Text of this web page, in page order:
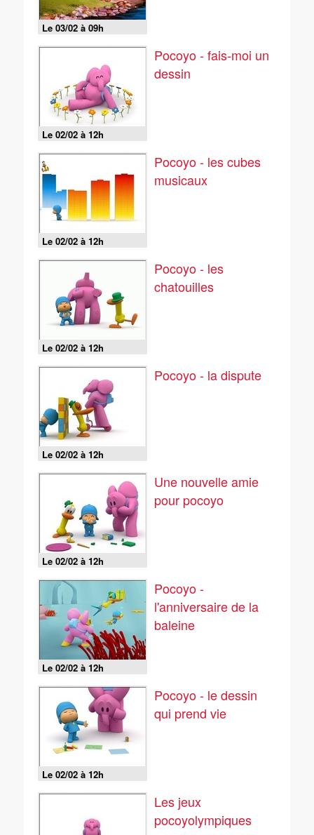
Le 03/02 à 09h
Le 02/02 à 12h
Pocoyo - fais-moi un
dessin
Le 02/02 à 12h
Pocoyo - les cubes
musicaux
Le 02/02 à 12h
Pocoyo - les
chatouilles
Le 02/02 à 12h
Pocoyo - la dispute
Le 02/02 à 12h
Une nouvelle amie
pour pocoyo
Le 02/02 à 12h
Pocoyo -
l'anniversaire de la
baleine
Le 02/02 à 12h
Pocoyo - le dessin
qui prend vie
Les jeux
pocoyolympiques